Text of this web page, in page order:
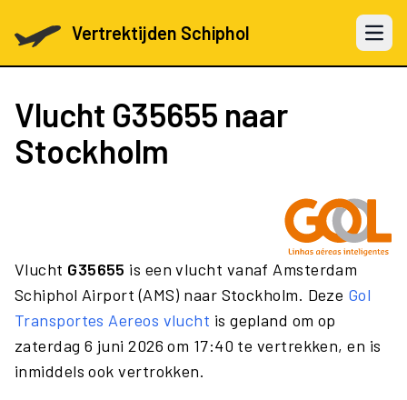
Vertrektijden Schiphol Open
Vlucht G35655 naar
Stockholm
Vlucht G35655 is een vlucht vanaf Amsterdam
Schiphol Airport (AMS) naar Stockholm. Deze Gol
Transportes Aereos vlucht is gepland om op
zaterdag 6 juni 2026 om 17:40 te vertrekken, en is
inmiddels ook vertrokken.